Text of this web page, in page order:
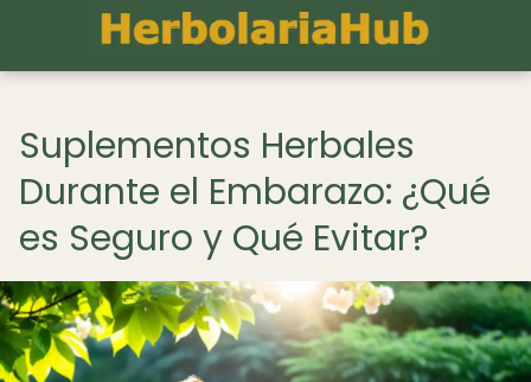
Suplementos Herbales
Durante el Embarazo: ¿Qué
es Seguro y Qué Evitar?